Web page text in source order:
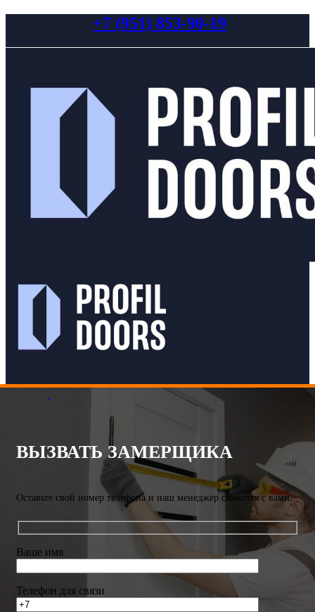
+7 (951) 853-90-19
.
ВЫЗВАТЬ ЗАМЕРЩИКА
Оставьте свой номер телефона и наш менеджер свяжется с вами.
Ваше имя
Телефон для связи